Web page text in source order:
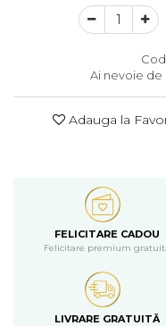
Ai nevoie de
Adauga la
FELICITARE CADOU
Felicitare premium
LIVRARE GRATUITĂ